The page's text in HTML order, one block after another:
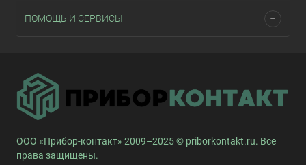
ПОМОЩЬ И СЕРВИСЫ
ООО «Прибор-контакт» 2009–2025 © priborkontakt.ru. Все
права защищены.